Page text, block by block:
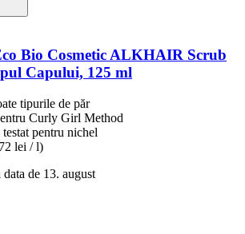
Bio Cosmetic ALKHAIR Scrub
Capului, 125 ml
tipurile de păr
Curly Girl Method
pentru nichel
lei / l)
de 13. august